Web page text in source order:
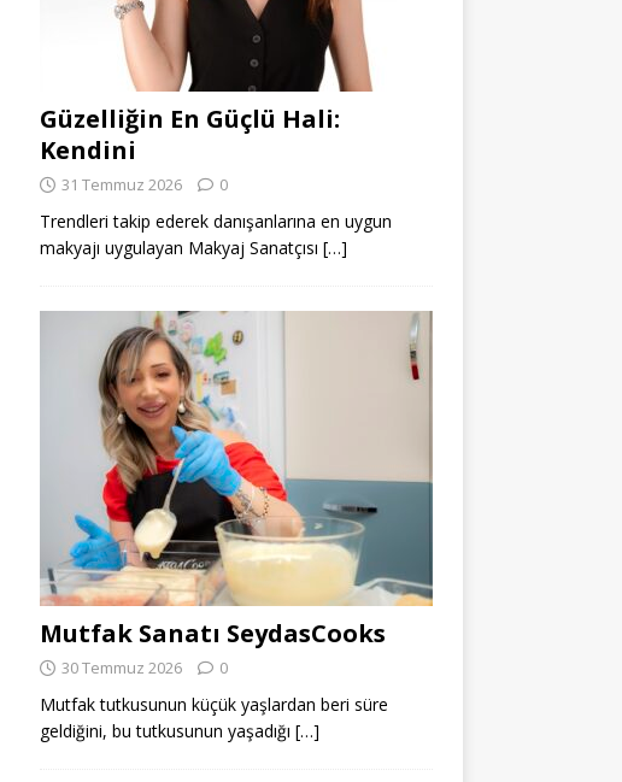
Güzelliğin En Güçlü Hali:
Kendini
31 Temmuz 2026 0
Trendleri takip ederek danışanlarına en uygun
makyajı uygulayan Makyaj Sanatçısı […]
Mutfak Sanatı SeydasCooks
30 Temmuz 2026 0
Mutfak tutkusunun küçük yaşlardan beri süre
geldiğini, bu tutkusunun yaşadığı […]